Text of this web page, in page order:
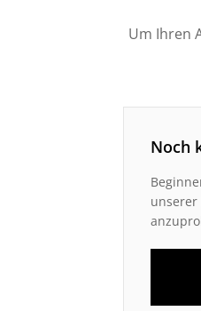
Um Ihren
Noch